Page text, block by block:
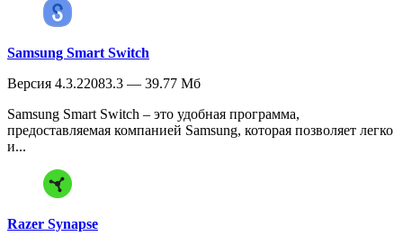
Samsung Smart Switch
Версия 4.3.22083.3 — 39.77 Мб
Samsung Smart Switch – это удобная программа,
предоставляемая компанией Samsung, которая позволяет легко
и...
Razer Synapse